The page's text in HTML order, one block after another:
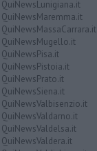
QuiNewsLunigiana.it
QuiNewsMaremma.it
QuiNewsMassaCarrara.it
QuiNewsMugello.it
QuiNewsPisa.it
QuiNewsPistoia.it
QuiNewsPrato.it
QuiNewsSiena.it
QuiNewsValbisenzio.it
QuiNewsValdarno.it
QuiNewsValdelsa.it
QuiNewsValdera.it